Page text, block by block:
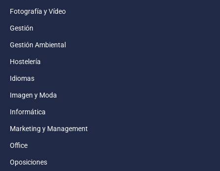
Fotografía y Vídeo
Gestión
Gestión Ambiental
Hostelería
Idiomas
Imagen y Moda
Informática
Marketing y Management
Office
Oposiciones